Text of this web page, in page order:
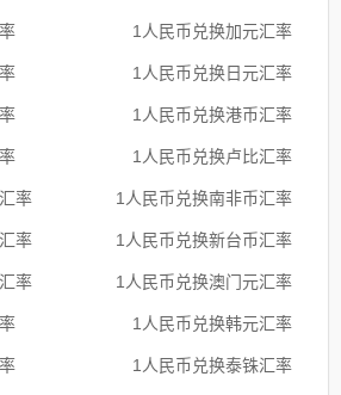
1人民币兑换加元汇率
1人民币兑换日元汇率
1人民币兑换港币汇率
1人民币兑换卢比汇率
率 1人民币兑换南非币汇率
率 1人民币兑换新台币汇率
率 1人民币兑换澳门元汇率
1人民币兑换韩元汇率
1人民币兑换泰铢汇率